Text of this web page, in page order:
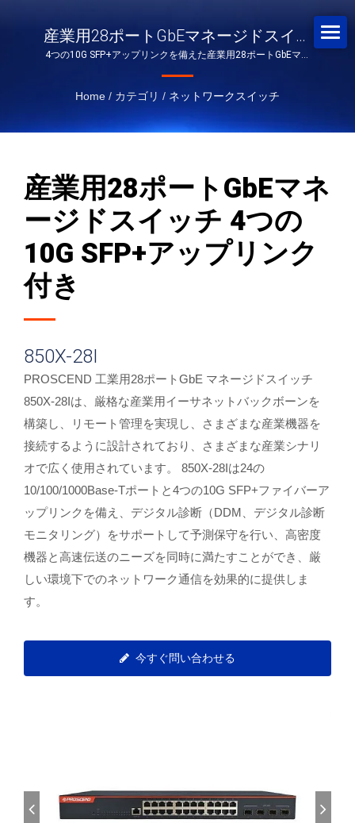
産業用28ポートGbEマネージドスイッ
チ 4つの10G SFP+アップリンク付き
4つの10G SFP+アップリンクを備えた産業用28ポートGbEマネ
Home / カテゴリ / ネットワークスイッチ
産業用28ポートGbEマネ
ージドスイッチ 4つの
10G SFP+アップリンク
付き
850X-28I
PROSCEND 工業用28ポートGbE マネージドスイッチ
850X-28Iは、厳格な産業用イーサネットバックボーンを
構築し、リモート管理を実現し、さまざまな産業機器を
接続するように設計されており、さまざまな産業シナリ
オで広く使用されています。 850X-28Iは24の
10/100/1000Base-Tポートと4つの10G SFP+ファイバーア
ップリンクを備え、デジタル診断（DDM、デジタル診断
モニタリング）をサポートして予測保守を行い、高密度
機器と高速伝送のニーズを同時に満たすことができ、厳
しい環境下でのネットワーク通信を効果的に提供しま
す。
今すぐ問い合わせる